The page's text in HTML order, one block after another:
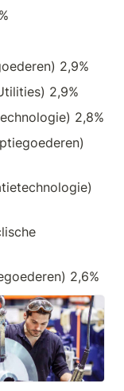
2,9%
2,9%
2,8%
2,6%